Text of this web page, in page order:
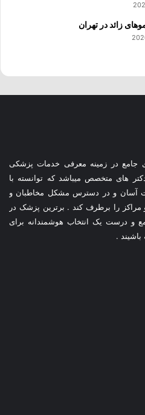
زائد در تهران
جامع در زمینه معرفی خدمات پزشکی
های متخصص میباشد که توانسته با
آسان و در دسترس مشکل مخاطبان و
مراکز را برطرف کند . برترین پزشک در
و درست یک انتخاب هوشمندانه برای
.